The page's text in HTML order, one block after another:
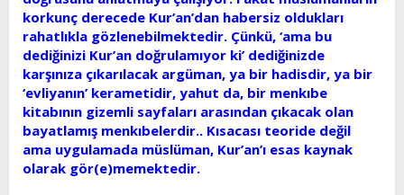
korkunç derecede Kur’an’dan habersiz oldukları
rahatlıkla gözlenebilmektedir. Çünkü, ‘ama bu
dediğinizi Kur’an doğrulamıyor ki’ dediğinizde
karşınıza çıkarılacak argüman, ya bir hadisdir, ya bir
‘evliyanın’ kerametidir, yahut da, bir menkıbe
kitabının gizemli sayfaları arasından çıkacak olan
bayatlamış menkıbelerdir.. Kısacası teoride değil
ama uygulamada müslüman, Kur’an’ı esas kaynak
olarak gör(e)memektedir.